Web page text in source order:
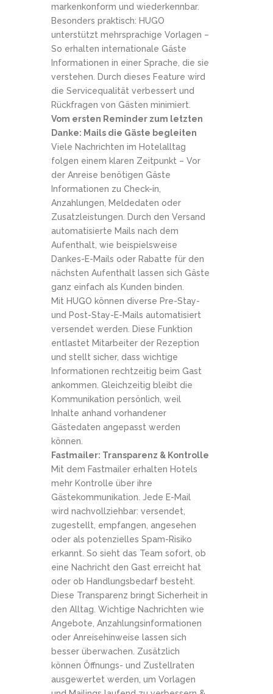
markenkonform und wiederkennbar.
Besonders praktisch: HUGO
unterstützt mehrsprachige Vorlagen –
So erhalten internationale Gäste
Informationen in einer Sprache, die sie
verstehen. Durch dieses Feature wird
die Servicequalität verbessert und
Rückfragen von Gästen minimiert.
Vom ersten Reminder zum letzten
Danke: Mails die Gäste begleiten
Viele Nachrichten im Hotelalltag
folgen einem klaren Zeitpunkt – Vor
der Anreise benötigen Gäste
Informationen zu Check-in,
Anzahlungen, Meldedaten oder
Zusatzleistungen. Durch den Versand
automatisierte Mails nach dem
Aufenthalt, wie beispielsweise
Dankes-E-Mails oder Rabatte für den
nächsten Aufenthalt lassen sich Gäste
ganz einfach als Kunden binden.
Mit HUGO können diverse Pre-Stay-
und Post-Stay-E-Mails automatisiert
versendet werden. Diese Funktion
entlastet Mitarbeiter der Rezeption
und stellt sicher, dass wichtige
Informationen rechtzeitig beim Gast
ankommen. Gleichzeitig bleibt die
Kommunikation persönlich, weil
Inhalte anhand vorhandener
Gästedaten angepasst werden
können.
Fastmailer: Transparenz & Kontrolle
Mit dem Fastmailer erhalten Hotels
mehr Kontrolle über ihre
Gästekommunikation. Jede E-Mail
wird nachvollziehbar: versendet,
zugestellt, empfangen, angesehen
oder als potenzielles Spam-Risiko
erkannt. So sieht das Team sofort, ob
eine Nachricht den Gast erreicht hat
oder ob Handlungsbedarf besteht.
Diese Transparenz bringt Sicherheit in
den Alltag. Wichtige Nachrichten wie
Angebote, Anzahlungsinformationen
oder Anreisehinweise lassen sich
besser überwachen. Zusätzlich
können Öffnungs- und Zustellraten
ausgewertet werden, um Vorlagen